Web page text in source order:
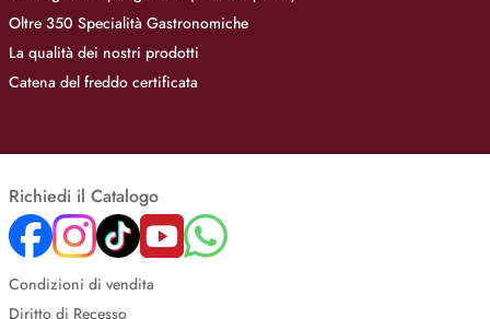
Oltre 350 Specialità Gastronomiche
La qualità dei nostri prodotti
Catena del freddo certificata
Richiedi il Catalogo
Condizioni di vendita
Diritto di Recesso